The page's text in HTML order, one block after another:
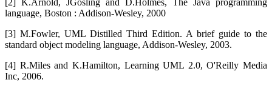
[2] K.Arnold, JGosling and D.Holmes, The Java programming
language, Boston : Addison-Wesley, 2000
[3] M.Fowler, UML Distilled Third Edition. A brief guide to the
standard object modeling language, Addison-Wesley, 2003.
[4] R.Miles and K.Hamilton, Learning UML 2.0, O'Reilly Media
Inc, 2006.